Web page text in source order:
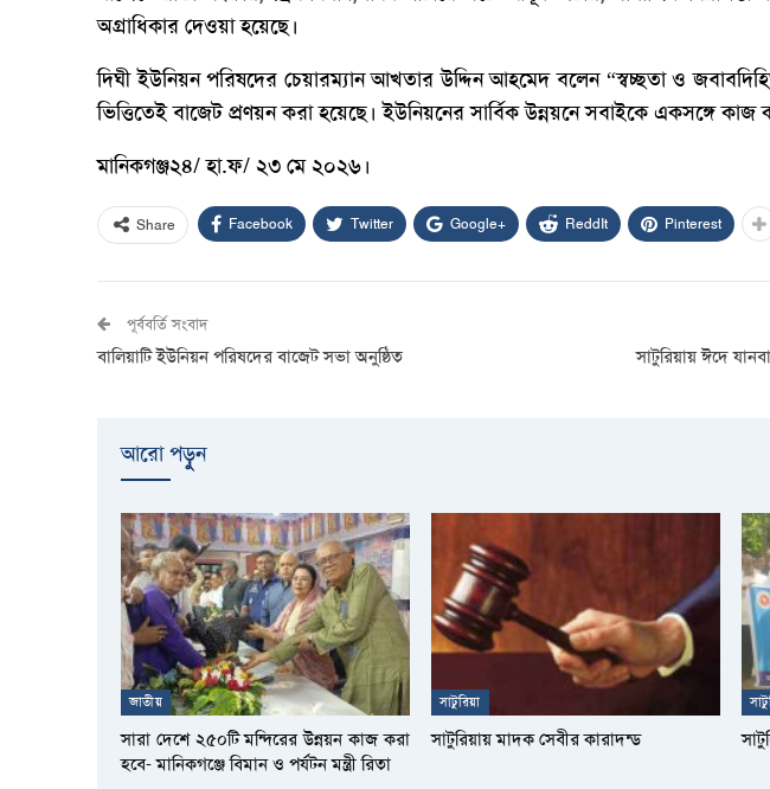
অগ্রাধিকার দেওয়া হয়েছে।
দিঘী ইউনিয়ন পরিষদের চেয়ারম্যান আখতার উদ্দিন আহমেদ বলেন “স্বচ্ছতা ও
ভিত্তিতেই বাজেট প্রণয়ন করা হয়েছে। ইউনিয়নের সার্বিক উন্নয়নে সবাইকে একসঙ্গে
মানিকগঞ্জ২৪/ হা.ফ/ ২৩ মে ২০২৬।
Share Facebook Twitter Google+ ReddIt Pinterest
পূর্ববর্তি সংবাদ
বালিয়াটি ইউনিয়ন পরিষদের বাজেট সভা অনুষ্ঠিত
সাটুরিয়ায় ঈদে
আরো পড়ুুন
জাতীয়
সারা দেশে ২৫০টি মন্দিরের উন্নয়ন কাজ করা
হবে- মানিকগঞ্জে বিমান ও পর্যটন মন্ত্রী রিতা
সাটুরিয়া
সাটুরিয়ায় মাদক সেবীর কারাদন্ড